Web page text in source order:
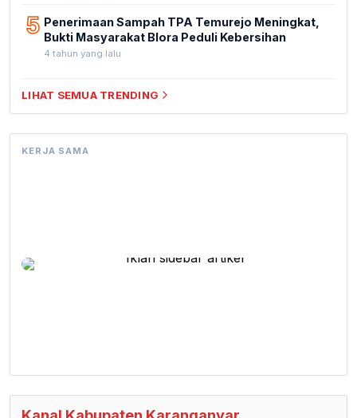
5 Penerimaan Sampah TPA Temurejo Meningkat,
Bukti Masyarakat Blora Peduli Kebersihan
4 tahun yang lalu
LIHAT SEMUA TRENDING
KERJA SAMA